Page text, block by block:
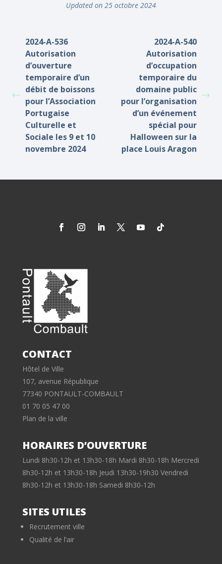
Updated on 25 octobre 2024
2024-A-536
Autorisation
d’ouverture
temporaire d’un
débit de boissons
pour l’Association
Portugaise
Culturelle et
Sociale les 9 et 10
novembre 2024
2024-A-540
Autorisation
d’occupation
temporaire du
domaine public
pour l’organisation
d’un événement
spécial pour
Halloween sur la
place Louis Aragon
CONTACT
Hôtel de Ville
107, avenue République
77340 PONTAULT-COMBAULT
01 70 05 47 00
Plan de la ville
HORAIRES D’OUVERTURE
Lundi 8h30-12h et 13h30-18h Mardi 8h30-18h Mercredi
8h30-12h et 13h30-18h Jeudi 13h30-19h30 Vendredi
8h30-12h et 13h30-18h Samedi 8h30-12h
SITES UTILES
Recrutement ville
Qualité de l’air